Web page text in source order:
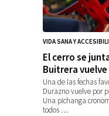
VIDA SANA Y
El cerro se
Buitrera vuelve
Una de las fechas
Durazno vuelve por
Una pichanga
todos …